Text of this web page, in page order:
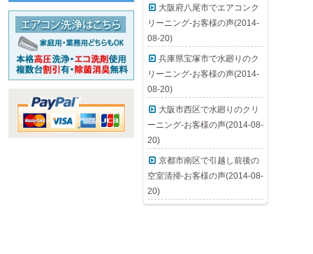
大阪府八尾市でエアコンク
リーニング-お客様の声(2014-
08-20)
兵庫県宝塚市で水廻りのク
リーニング-お客様の声(2014-
08-20)
大阪市西区で水廻りのクリ
ーニング-お客様の声(2014-08-
20)
京都市南区で引越し前後の
空室清掃-お客様の声(2014-08-
20)